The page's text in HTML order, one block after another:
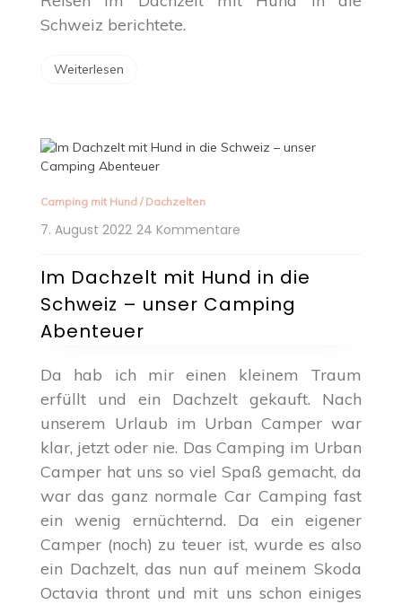
Schweiz berichtete.
Weiterlesen
Camping mit Hund/ Dachzelten
7. August 2022 24 Kommentarezu
Dachzelt
mit
Hund
–
unser
Camping
Abenteuer
Im Dachzelt mit Hund in die
Schweiz – unser Camping
Abenteuer
Da hab ich mir einen kleinem Traum
erfüllt und ein Dachzelt gekauft. Nach
unserem Urlaub im Urban Camper war
klar, jetzt oder nie. Das Camping im Urban
Camper hat uns so viel Spaß gemacht, da
war das ganz normale Car Camping fast
ein wenig ernüchternd. Da ein eigener
Camper (noch) zu teuer ist, wurde es also
ein Dachzelt, das nun auf meinem Skoda
Octavia thront und mit uns schon einiges